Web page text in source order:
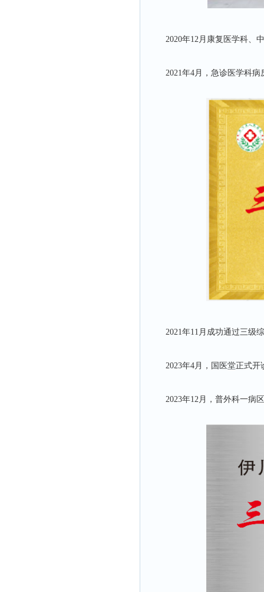
2020年12月康复医学科、
2021年4月，急诊医学科
2021年11月成功通过三级
2023年4月，国医堂正式
2023年12月，普外科一病